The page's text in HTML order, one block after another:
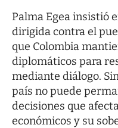
Palma Egea insistió
dirigida contra el
que Colombia
diplomáticos para
mediante diálogo.
país no puede
decisiones que
económicos y su